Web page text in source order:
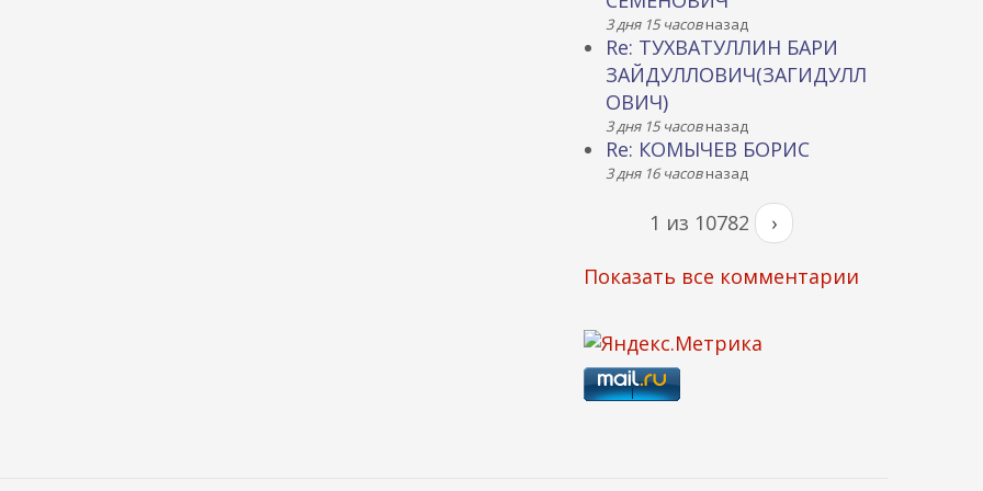
3 дня 15 часовназад
Re: ТУХВАТУЛЛИН БАРИ
ЗАЙДУЛЛОВИЧ(ЗАГИДУЛЛ
ОВИЧ)
3 дня 15 часовназад
Re: КОМЫЧЕВ БОРИС
3 дня 16 часовназад
1 из 10782 ›
Показать все комментарии